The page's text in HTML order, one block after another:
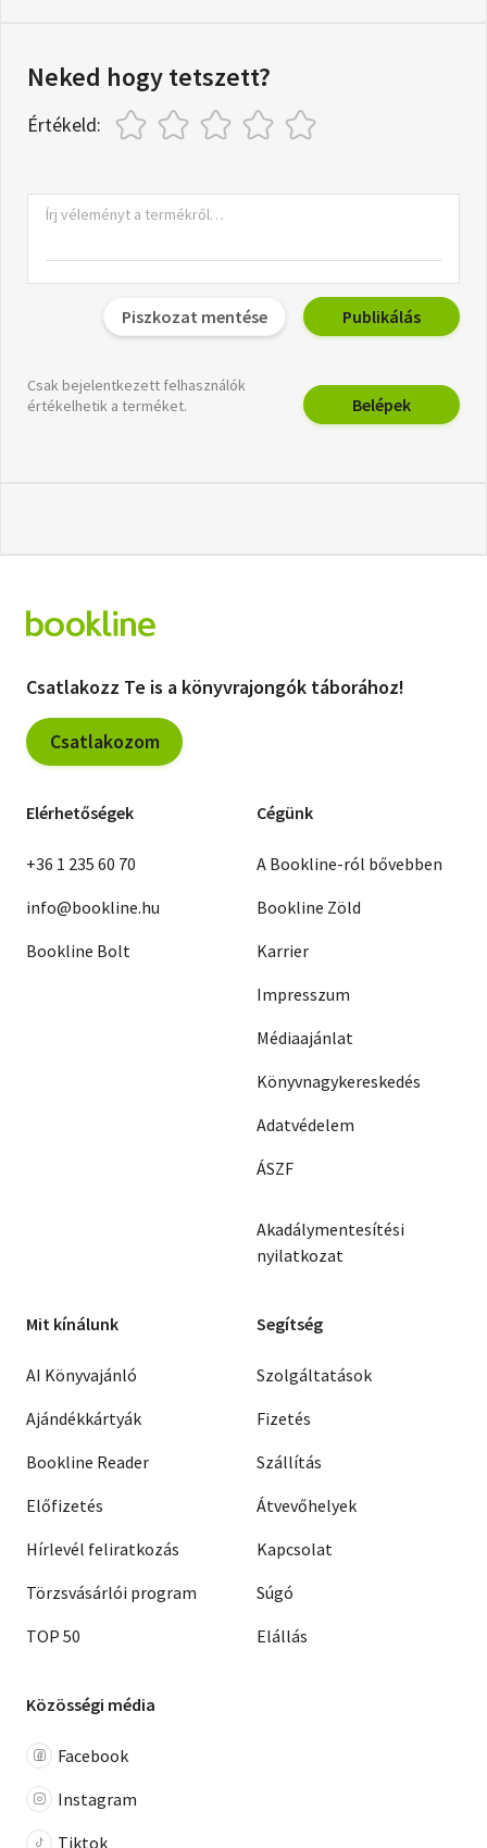
Neked hogy tetszett?
Értékeld:
Piszkozat mentése Publikálás
Csak bejelentkezett felhasználók
értékelhetik a terméket.
Belépek
Csatlakozz Te is a könyvrajongók táborához!
Csatlakozom
Elérhetőségek
+36 1 235 60 70
info@bookline.hu
Bookline Bolt
Cégünk
A Bookline-ról bővebben
Bookline Zöld
Karrier
Impresszum
Médiaajánlat
Könyvnagykereskedés
Adatvédelem
ÁSZF
Akadálymentesítési
nyilatkozat
Mit kínálunk
AI Könyvajánló
Ajándékkártyák
Bookline Reader
Előfizetés
Hírlevél feliratkozás
Törzsvásárlói program
TOP 50
Segítség
Szolgáltatások
Fizetés
Szállítás
Átvevőhelyek
Kapcsolat
Súgó
Elállás
Közösségi média
Facebook
Instagram
Tiktok